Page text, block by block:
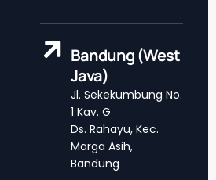
Bandung (West
Java)
Jl. Sekekumbung No.
1 Kav. G
Ds. Rahayu, Kec.
Marga Asih,
Bandung